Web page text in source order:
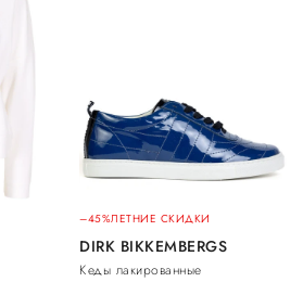
–45%ЛЕТНИЕ СКИДКИ
DIRK BIKKEMBERGS
Кеды лакированные